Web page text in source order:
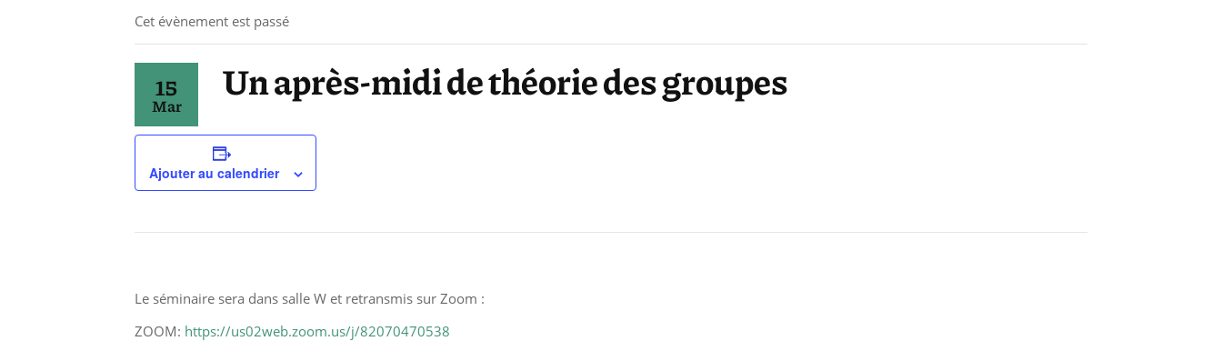
Cet évènement est passé
15
Mar Un après-midi de théorie des groupes
Ajouter au calendrier
Le séminaire sera dans salle W et retransmis sur Zoom :
ZOOM: https://us02web.zoom.us/j/82070470538